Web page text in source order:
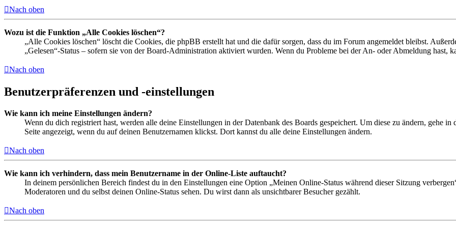
Nach oben
Wozu ist die Funktion „Alle Cookies löschen“?
„Alle Cookies löschen“ löscht die Cookies, die phpBB erstellt hat und die dafür sorgen, dass du im Forum angemeldet bleibst.
„Gelesen“-Status – sofern sie von der Board-Administration aktiviert wurden. Wenn du Probleme bei der An- oder Abmeldung hast,
Nach oben
Benutzerpräferenzen und -einstellungen
Wie kann ich meine Einstellungen ändern?
Wenn du dich registriert hast, werden alle deine Einstellungen in der Datenbank des Boards gespeichert. Um diese zu ändern, gehe
Seite angezeigt, wenn du auf deinen Benutzernamen klickst. Dort kannst du alle deine Einstellungen ändern.
Nach oben
Wie kann ich verhindern, dass mein Benutzername in der Online-Liste auftaucht?
In deinem persönlichen Bereich findest du in den Einstellungen eine Option „Meinen Online-Status während dieser Sitzung
Moderatoren und du selbst deinen Online-Status sehen. Du wirst dann als unsichtbarer Besucher gezählt.
Nach oben